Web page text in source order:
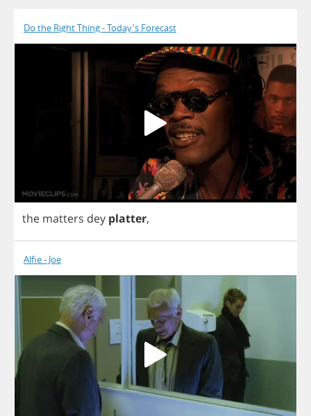
Do the Right Thing - Today's Forecast
the matters dey platter,
Alfie - Joe